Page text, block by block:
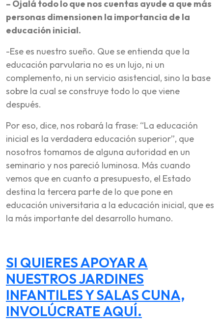
– Ojalá todo lo que nos cuentas ayude a que más
personas dimensionen la importancia de la
educación inicial.
-Ese es nuestro sueño. Que se entienda que la
educación parvularia no es un lujo, ni un
complemento, ni un servicio asistencial, sino la base
sobre la cual se construye todo lo que viene
después.
Por eso, dice, nos robará la frase: “La educación
inicial es la verdadera educación superior”, que
nosotros tomamos de alguna autoridad en un
seminario y nos pareció luminosa. Más cuando
vemos que en cuanto a presupuesto, el Estado
destina la tercera parte de lo que pone en
educación universitaria a la educación inicial, que es
la más importante del desarrollo humano.
SI QUIERES APOYAR A
NUESTROS JARDINES
INFANTILES Y SALAS CUNA,
INVOLÚCRATE AQUÍ.